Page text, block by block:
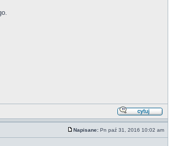
Napisane: Pn paź 31, 2016 10:02 am